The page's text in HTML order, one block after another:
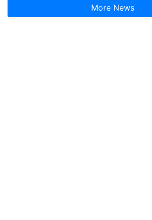
More News